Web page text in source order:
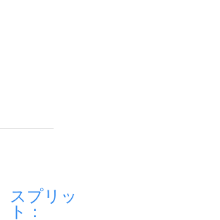
スプリッ
ト：